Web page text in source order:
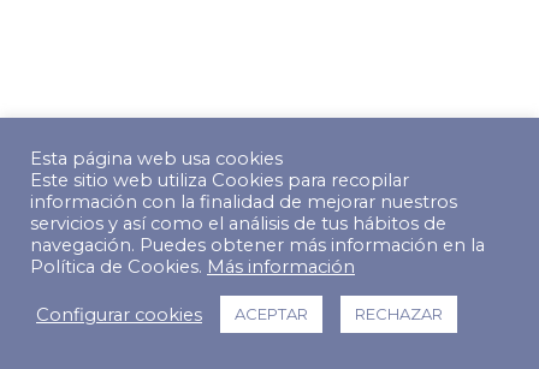
© Copyright 2022 The Predictive Index. Todos los derechos
reservados.
Footer Menu
Esta página web usa cookies
Este sitio web utiliza Cookies para recopilar
información con la finalidad de mejorar nuestros
servicios y así como el análisis de tus hábitos de
navegación. Puedes obtener más información en la
Política de Cookies. Más información
Configurar cookies ACEPTAR RECHAZAR